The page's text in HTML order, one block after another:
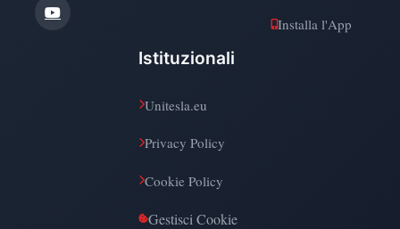
Installa l'App
Istituzionali
Unitesla.eu
Privacy Policy
Cookie Policy
Gestisci Cookie